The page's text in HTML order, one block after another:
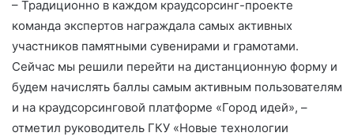
– Традиционно в каждом краудсорсинг-проекте
команда экспертов награждала самых активных
участников памятными сувенирами и грамотами.
Сейчас мы решили перейти на дистанционную форму и
будем начислять баллы самым активным пользователям
и на краудсорсинговой платформе «Город идей», –
отметил руководитель ГКУ «Новые технологии